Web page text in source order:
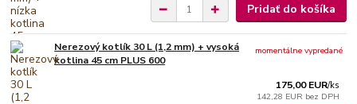
Pridať do košíka
Nerezový kotlík 30 L (1,2 mm) + vysoká
kotlina 45 cm PLUS 600
175,00 EUR/ks
142,28 EUR bez DPH
momentálne vypredané